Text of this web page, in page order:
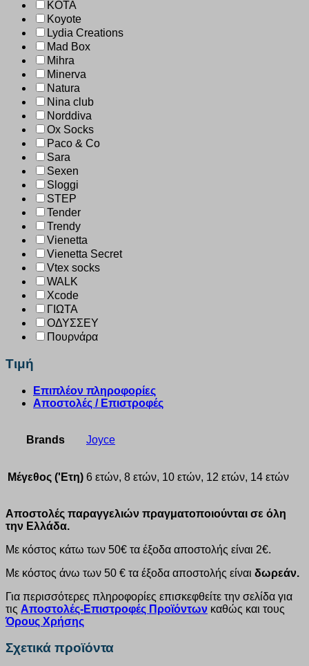
KOTA
Koyote
Lydia Creations
Mad Box
Mihra
Minerva
Natura
Nina club
Norddiva
Ox Socks
Paco & Co
Sara
Sexen
Sloggi
STEP
Tender
Trendy
Vienetta
Vienetta Secret
Vtex socks
WALK
Xcode
ΓΙΩΤΑ
ΟΔΥΣΣΕΥ
Πουρνάρα
Τιμή
Επιπλέον πληροφορίες
Αποστολές / Επιστροφές
Brands Joyce
Μέγεθος ('Ετη) 6 ετών, 8 ετών, 10 ετών, 12 ετών, 14 ετών
Αποστολές παραγγελιών πραγματοποιούνται σε όλη
την Ελλάδα.
Με κόστος κάτω των 50€ τα έξοδα αποστολής είναι 2€.
Με κόστος άνω των 50 € τα έξοδα αποστολής είναι δωρεάν.
Για περισσότερες πληροφορίες επισκεφθείτε την σελίδα για
τις Αποστολές-Επιστροφές Προϊόντων καθώς και τους
Όρους Χρήσης
Σχετικά προϊόντα